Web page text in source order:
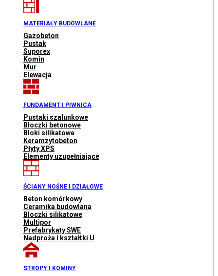
MATERIAŁY BUDOWLANE
Gazobeton
Pustak
Suporex
Komin
Mur
Elewacja
FUNDAMENT I PIWNICA
Pustaki szalunkowe
Bloczki betonowe
Bloki silikatowe
Keramzytobeton
Płyty XPS
Elementy uzupełniające
ŚCIANY NOŚNE I DZIAŁOWE
Beton komórkowy
Ceramika budowlana
Bloczki silikatowe
Multipor
Prefabrykaty SWE
Nadproża i kształtki U
STROPY I KOMINY